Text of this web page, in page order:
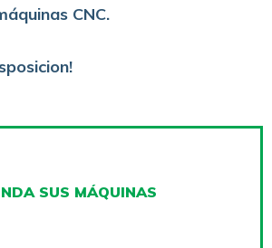
CNC.
SUS MÁQUINAS